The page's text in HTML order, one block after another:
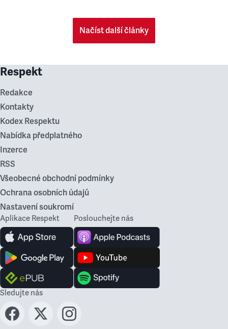
Načíst další články
Respekt
Redakce
Kontakty
Kodex Respektu
Nabídka předplatného
Inzerce
RSS
Všeobecné obchodní podmínky
Ochrana osobních údajů
Nastavení soukromí
Aplikace Respekt Poslouchejte nás
Sledujte nás